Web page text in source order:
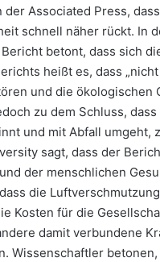
Associated Press,
schnell näher rückt. In
betont, dass sich
heißt es, dass
und die ökologischen
zu dem Schluss,
und mit Abfall umgeht,
sagt, dass der
der menschlichen
die
Kosten für die
damit verbundene
Wissenschaftler